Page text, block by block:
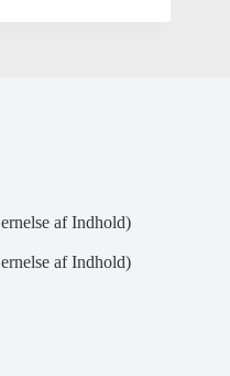
af Indhold)
af Indhold)